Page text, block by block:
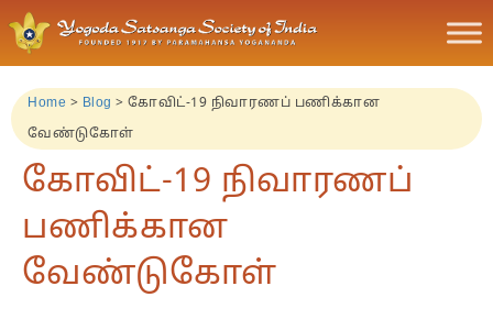
Home > Blog > கோவிட்-19 நிவாரணப் பணிக்கான
வேண்டுகோள்
கோவிட்-19 நிவாரணப்
பணிக்கான
வேண்டுகோள்